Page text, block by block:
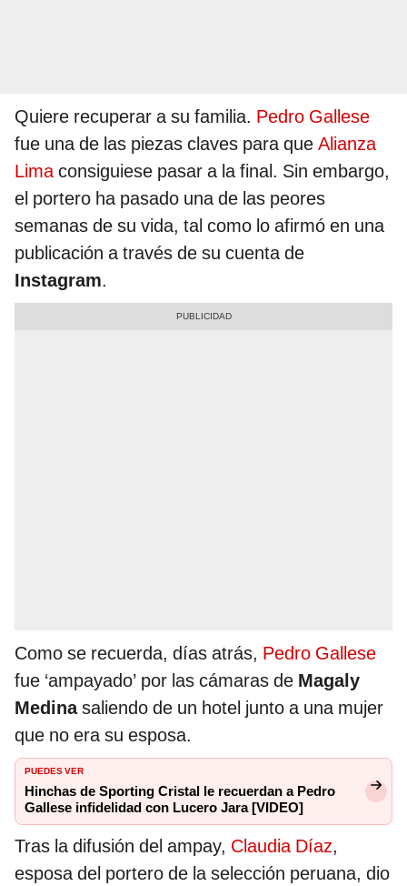
Quiere recuperar a su familia. Pedro Gallese
fue una de las piezas claves para que Alianza
Limaconsiguiese pasar a la final. Sin embargo,
el portero ha pasado una de las peores
semanas de su vida, tal como lo afirmó en una
publicación a través de su cuenta de
Instagram.
Como se recuerda, días atrás, Pedro Gallese
fue ‘ampayado’ por las cámaras de Magaly
Medinasaliendo de un hotel junto a una mujer
que no era su esposa.
PUEDES VER
Hinchas de Sporting Cristal le recuerdan a Pedro
Gallese infidelidad con Lucero Jara [VIDEO]
Tras la difusión del ampay, Claudia Díaz,
esposa del portero de la selección peruana, dio